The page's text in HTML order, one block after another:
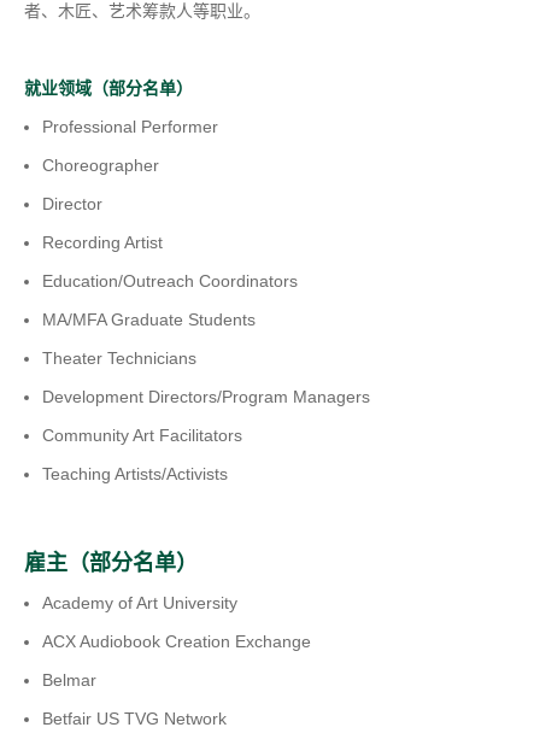
者、木匠、艺术筹款人等职业。
就业领域（部分名单）
Professional Performer
Choreographer
Director
Recording Artist
Education/Outreach Coordinators
MA/MFA Graduate Students
Theater Technicians
Development Directors/Program Managers
Community Art Facilitators
Teaching Artists/Activists
雇主（部分名单）
Academy of Art University
ACX Audiobook Creation Exchange
Belmar
Betfair US TVG Network